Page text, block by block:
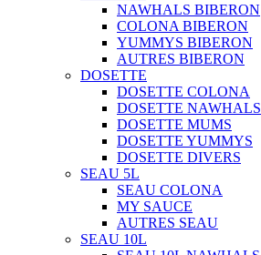
NAWHALS BIBERON
COLONA BIBERON
YUMMYS BIBERON
AUTRES BIBERON
DOSETTE
DOSETTE COLONA
DOSETTE NAWHALS
DOSETTE MUMS
DOSETTE YUMMYS
DOSETTE DIVERS
SEAU 5L
SEAU COLONA
MY SAUCE
AUTRES SEAU
SEAU 10L